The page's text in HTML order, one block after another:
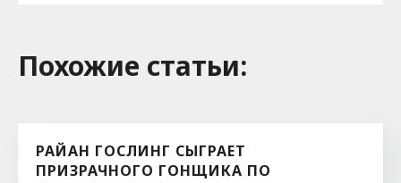
Похожие cтатьи:
РАЙАН ГОСЛИНГ СЫГРАЕТ
ПРИЗРАЧНОГО ГОНЩИКА ПО